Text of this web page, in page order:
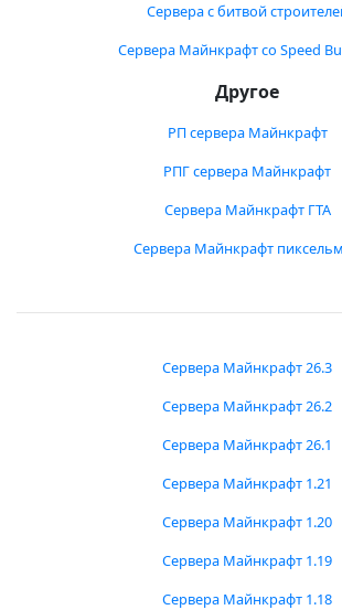
Сервера с битвой
Сервера Майнкрафт со Speed
Другое
РП сервера Майнкрафт
РПГ сервера Майнкрафт
Сервера Майнкрафт ГТА
Сервера Майнкрафт
Сервера Майнкрафт 26.3
Сервера Майнкрафт 26.2
Сервера Майнкрафт 26.1
Сервера Майнкрафт 1.21
Сервера Майнкрафт 1.20
Сервера Майнкрафт 1.19
Сервера Майнкрафт 1.18